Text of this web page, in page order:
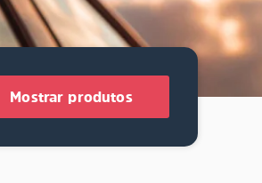
Mostrar produtos